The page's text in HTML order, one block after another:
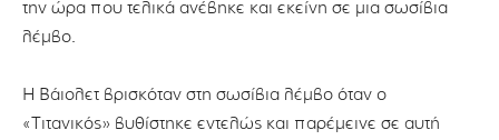
την ώρα που τελικά ανέβηκε και εκείνη σε μια σωσίβια
λέμβο.
Η Βάιολετ βρισκόταν στη σωσίβια λέμβο όταν ο
«Τιτανικός» βυθίστηκε εντελώς και παρέμεινε σε αυτή